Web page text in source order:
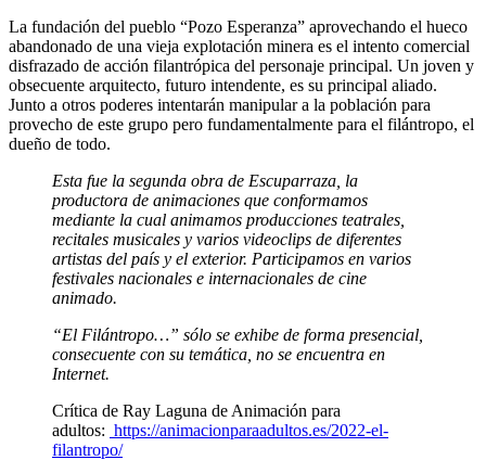
La fundación del pueblo “Pozo Esperanza” aprovechando el hueco
abandonado de una vieja explotación minera es el intento comercial
disfrazado de acción filantrópica del personaje principal. Un joven y
obsecuente arquitecto, futuro intendente, es su principal aliado.
Junto a otros poderes intentarán manipular a la población para
provecho de este grupo pero fundamentalmente para el filántropo, el
dueño de todo.
Esta fue la segunda obra de Escuparraza, la
productora de animaciones que conformamos
mediante la cual animamos producciones teatrales,
recitales musicales y varios videoclips de diferentes
artistas del país y el exterior. Participamos en varios
festivales nacionales e internacionales de cine
animado.
“El Filántropo…” sólo se exhibe de forma presencial,
consecuente con su temática, no se encuentra en
Internet.
Crítica de Ray Laguna de Animación para
adultos: https://animacionparaadultos.es/2022-el-
filantropo/